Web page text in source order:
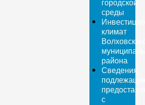
среды
климат
района
Сведения,
с